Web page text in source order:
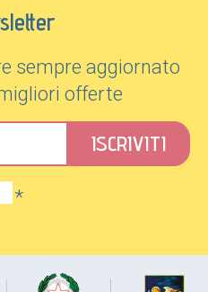
sempre aggiornato
offerte
*
ISCRIVITI